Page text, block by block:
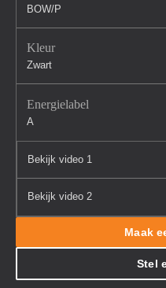
BOW/P
Kleur
Zwart
Energielabel
A
Bekijk video 1
Bekijk video 2
Maak
Stel